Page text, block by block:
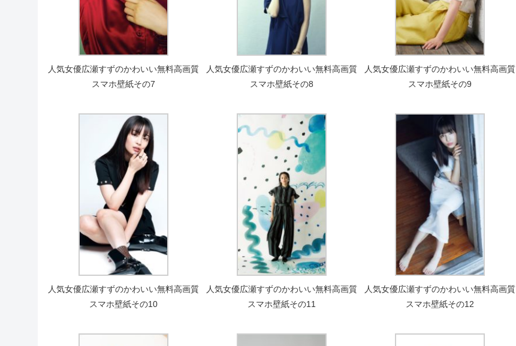
人気女優広瀬すずのかわいい無料高画質
スマホ壁紙その7
人気女優広瀬すずのかわいい無料高画質
スマホ壁紙その8
人気女優広瀬すずのかわいい無料高画質
スマホ壁紙その9
人気女優広瀬すずのかわいい無料高画質
スマホ壁紙その10
人気女優広瀬すずのかわいい無料高画質
スマホ壁紙その11
人気女優広瀬すずのかわいい無料高画質
スマホ壁紙その12